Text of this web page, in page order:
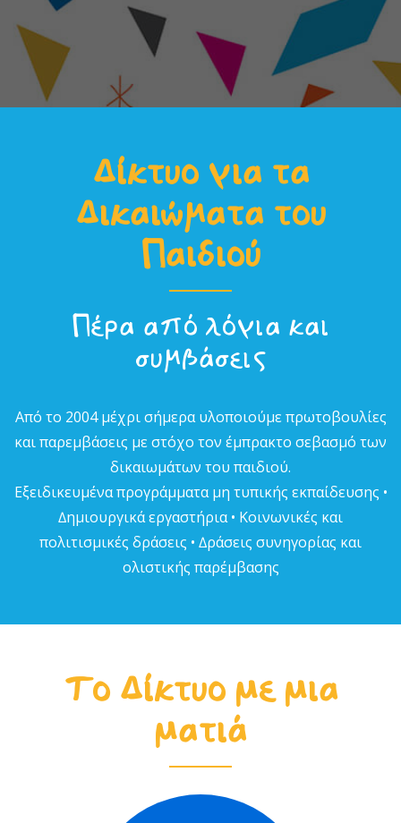
Δίκτυο για τα
Δικαιώµατα του
Παιδιού
Πέρα από λόγια και
συµβάσεις
Από το 2004 µέχρι σήµερα υλοποιούµε πρωτοβουλίες
και παρεµβάσεις µε στόχο τον έµπρακτο σεβασµό των
δικαιωµάτων του παιδιού.
Εξειδικευµένα προγράµµατα µη τυπικής εκπαίδευσης •
∆ηµιουργικά εργαστήρια • Κοινωνικές και
πολιτισµικές δράσεις • ∆ράσεις συνηγορίας και
ολιστικής παρέµβασης
Το Δίκτυο με μια
ματιά